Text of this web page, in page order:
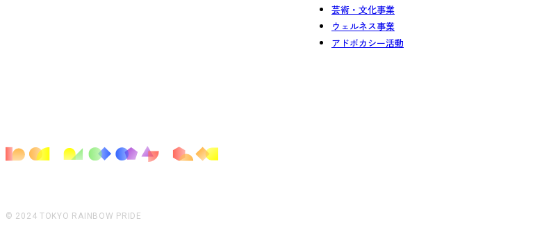
芸術・文化事業
ウェルネス事業
アドボカシー活動
© 2024 TOKYO RAINBOW PRIDE